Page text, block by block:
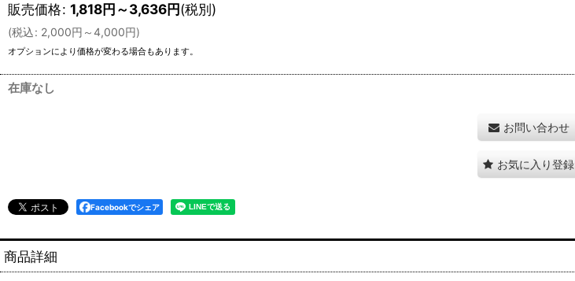
販売価格: 1,818円～3,636円(税別)
(税込: 2,000円 ～4,000円)
オプションにより価格が変わる場合もあります。
在庫なし
お問い合わせ
お気に入り登録
Facebookでシェア
商品詳細